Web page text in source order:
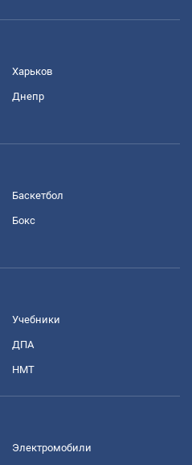
Харьков
Днепр
Баскетбол
Бокс
Учебники
ДПА
НМТ
Электромобили